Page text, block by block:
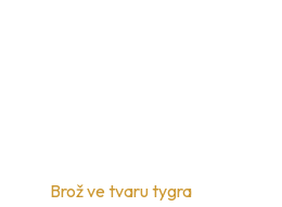
Brož ve tvaru tygra